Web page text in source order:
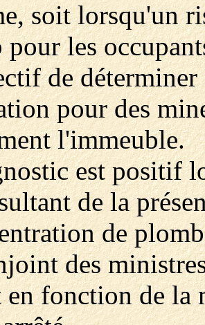
soit lorsqu'un
les
de
pour des
l'immeuble.
est positif
de la
de
des
en fonction de la